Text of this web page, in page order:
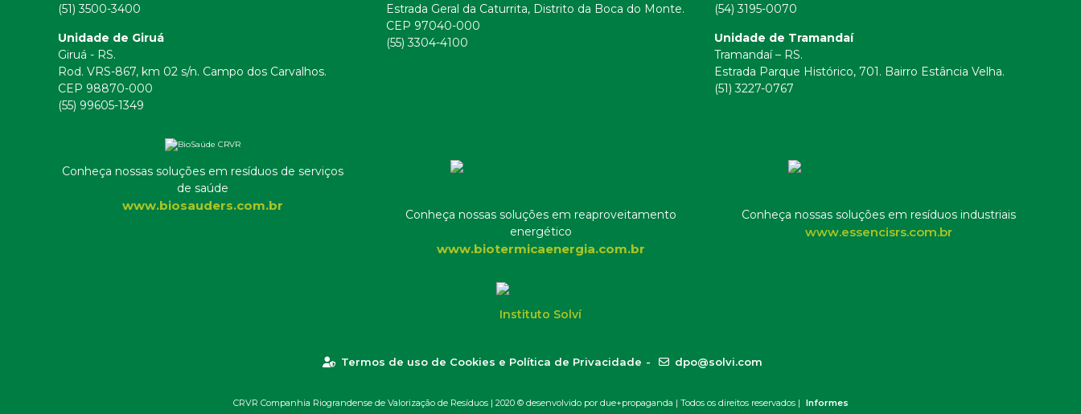
(51) 3500-3400
Unidade de Giruá
Giruá - RS.
Rod. VRS-867, km 02 s/n. Campo dos Carvalhos.
CEP 98870-000
(55) 99605-1349
Estrada Geral da Caturrita, Distrito da Boca do Monte.
CEP 97040-000
(55) 3304-4100
(54) 3195-0070
Unidade de Tramandaí
Tramandaí – RS.
Estrada Parque Histórico, 701. Bairro Estância Velha.
(51) 3227-0767
Conheça nossas soluções em resíduos de serviços
de saúde
www.biosauders.com.br
Conheça nossas soluções em reaproveitamento
energético
www.biotermicaenergia.com.br
Conheça nossas soluções em resíduos industriais
www.essencisrs.com.br
Instituto Solví
Termos de uso de Cookies e Política de Privacidade - dpo@solvi.com
CRVR Companhia Riograndense de Valorização de Resíduos | 2020 © desenvolvido por due+propaganda | Todos os direitos reservados | Informes